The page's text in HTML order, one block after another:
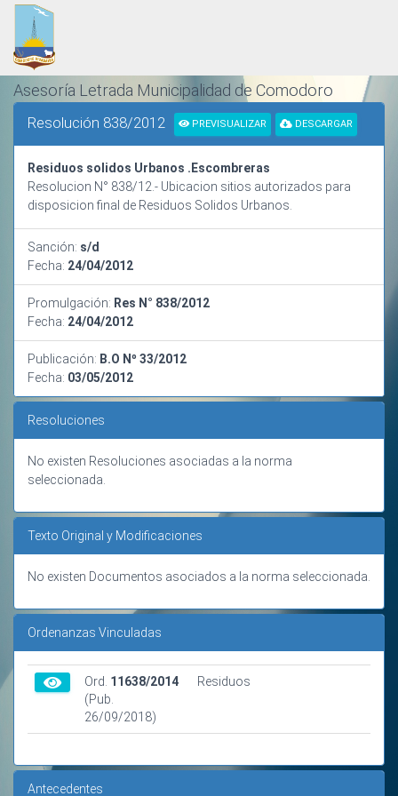
Asesoría Letrada Municipalidad de Comodoro
ORDENAMIENTO Y SISTEMATIZACIÓN NORMATIVA
Resolución 838/2012 PREVISUALIZAR DESCARGAR
Residuos solidos Urbanos .Escombreras
Resolucion N° 838/12.- Ubicacion sitios autorizados para
disposicion final de Residuos Solidos Urbanos.
Sanción: s/d
Fecha: 24/04/2012
Promulgación: Res N° 838/2012
Fecha: 24/04/2012
Publicación: B.O Nº 33/2012
Fecha: 03/05/2012
Resoluciones
No existen Resoluciones asociadas a la norma
seleccionada.
Texto Original y Modificaciones
No existen Documentos asociados a la norma seleccionada.
Ordenanzas Vinculadas
Ord. 11638/2014
(Pub.
26/09/2018)
Residuos
Antecedentes